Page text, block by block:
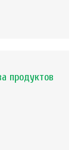
продуктов